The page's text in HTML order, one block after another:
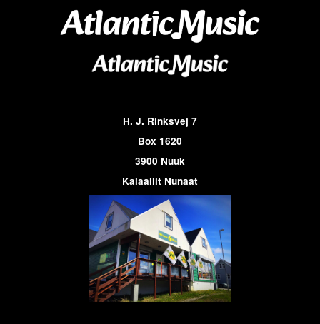
H. J. Rinksvej 7
Box 1620
3900 Nuuk
Kalaallit Nunaat